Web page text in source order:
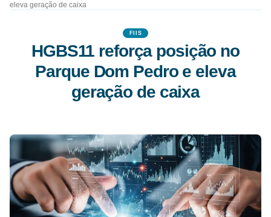
eleva geração de caixa
FIIS
HGBS11 reforça posição no
Parque Dom Pedro e eleva
geração de caixa